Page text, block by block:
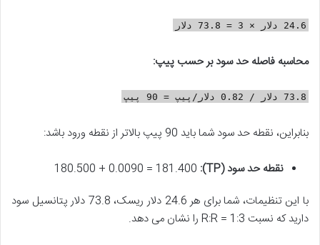
24.6 دلار × 3 = 73.8 دلار
محاسبه فاصله حد سود بر حسب پیپ:
73.8 دلار / 0.82 دلار/پیپ = 90 پیپ
بنابراین، نقطه حد سود شما باید 90 پیپ بالاتر از نقطه ورود باشد:
نقطه حد سود (TP):
با این تنظیمات، شما برای هر 24.6 دلار ریسک، 73.8 دلار پتانسیل سود
دارید که نسبت R:R = 1:3 را نشان می دهد.